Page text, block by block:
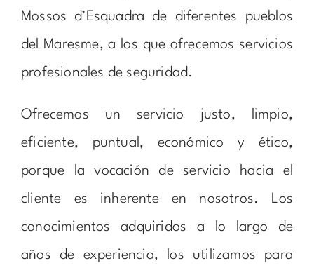
Mossos d’Esquadra de diferentes pueblos
del Maresme, a los que ofrecemos servicios
profesionales de seguridad.
Ofrecemos un servicio justo, limpio,
eficiente, puntual, económico y ético,
porque la vocación de servicio hacia el
cliente es inherente en nosotros. Los
conocimientos adquiridos a lo largo de
años de experiencia, los utilizamos para